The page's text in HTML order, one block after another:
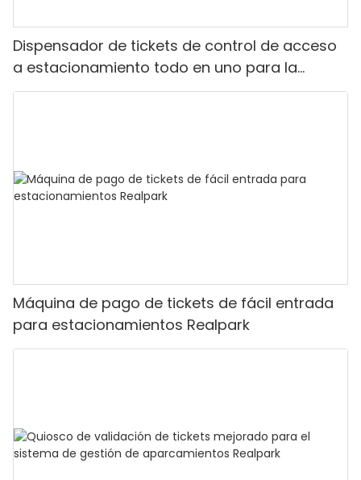
Dispensador de tickets de control de acceso
a estacionamiento todo en uno para la
solución del sistema de estacionamiento LPR
Máquina de pago de tickets de fácil entrada
para estacionamientos Realpark